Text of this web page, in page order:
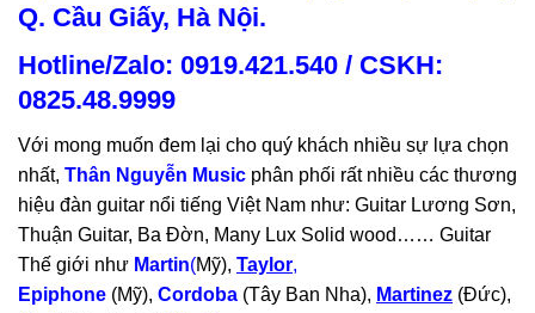
Q. Cầu Giấy, Hà Nội.
Hotline/Zalo: 0919.421.540 / CSKH:
0825.48.9999
Với mong muốn đem lại cho quý khách nhiều sự lựa chọn
nhất, Thân Nguyễn Music phân phối rất nhiều các thương
hiệu đàn guitar nổi tiếng Việt Nam như: Guitar Lương Sơn,
Thuận Guitar, Ba Đờn, Many Lux Solid wood…… Guitar
Thế giới như Martin(Mỹ), Taylor,
Epiphone (Mỹ), Cordoba (Tây Ban Nha), Martinez (Đức),